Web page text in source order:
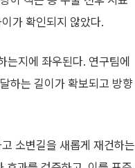
가 확인되지 않았다.
지에 좌우된다. 연구팀에
하는 길이가 확보되고 방향
소변길을 새롭게 재건하는